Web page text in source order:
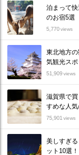
泊まって
のお宿5選
5,770views
東北地方
気観光スポ
51,909views
滋賀県で
すめな人気
75,901 views
美しすぎ
ット10選！